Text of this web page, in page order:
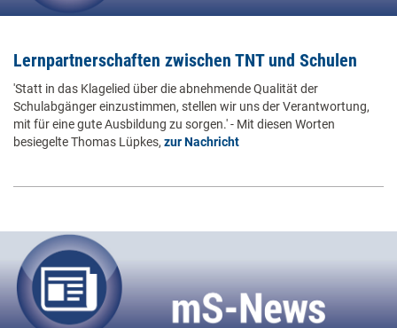
Lernpartnerschaften zwischen TNT und Schulen
'Statt in das Klagelied über die abnehmende Qualität der
Schulabgänger einzustimmen, stellen wir uns der Verantwortung,
mit für eine gute Ausbildung zu sorgen.' - Mit diesen Worten
besiegelte Thomas Lüpkes, zur Nachricht